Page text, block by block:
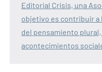
Editorial Crisis, una
objetivo es contribuir a
del pensamiento plural,
acontecimientos